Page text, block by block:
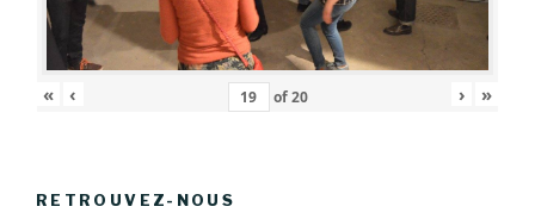
« ‹ of20 › »
RETROUVEZ-NOUS